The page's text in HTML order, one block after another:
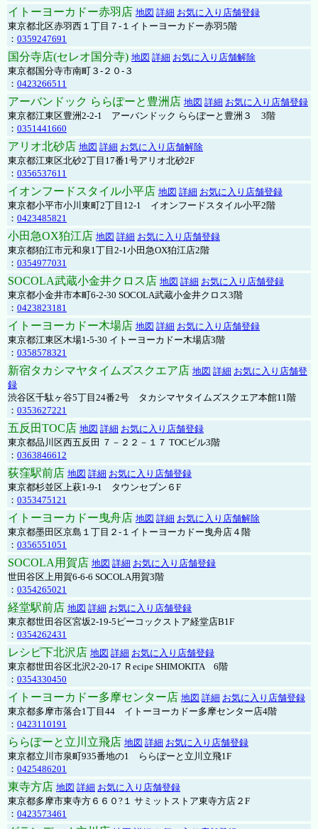
イトーヨーカドー赤羽店 地図 詳細 お気に入り店舗登録
東京都北区赤羽西１丁目７-１イトーヨーカドー赤羽5階
： 0359247691
国分寺店(セレオ国分寺) 地図 詳細 お気に入り店舗解除
東京都国分寺市南町３-２０-３
： 0423266511
アーバンドック ららぽーと豊洲店 地図 詳細 お気に入り店舗登録
東京都江東区豊洲2-2-1 アーバンドック ららぽーと豊洲３ 3階
： 0351441660
アリオ北砂店 地図 詳細 お気に入り店舗解除
東京都江東区北砂2丁目17番1号アリオ北砂2F
： 0356537611
イオンフードスタイル小平店 地図 詳細 お気に入り店舗登録
東京都小平市小川東町2丁目12-1 イオンフードスタイル小平2階
： 0423485821
小田急OX狛江店 地図 詳細 お気に入り店舗登録
東京都狛江市元和泉1丁目2-1小田急OX狛江店2階
： 0354977031
SOCOLA武蔵小金井クロス店 地図 詳細 お気に入り店舗登録
東京都小金井市本町6-2-30 SOCOLA武蔵小金井クロス3階
： 0423823181
イトーヨーカドー木場店 地図 詳細 お気に入り店舗登録
東京都江東区木場1-5-30 イトーヨーカドー木場店3階
： 0358578321
新宿タカシマヤタイムズスクエア店 地図 詳細 お気に入り店舗登
録
渋谷区千駄ヶ谷5丁目24番2号 タカシマヤタイムズスクエア本館11階
： 0353627221
五反田TOC店 地図 詳細 お気に入り店舗登録
東京都品川区西五反田 ７－２２－１７ TOCビル3階
： 0363846612
荻窪駅前店 地図 詳細 お気に入り店舗登録
東京都杉並区上萩1-9-1 タウンセブン６F
： 0353475121
イトーヨーカドー曳舟店 地図 詳細 お気に入り店舗解除
東京都墨田区京島１丁目２-１イトーヨーカドー曳舟店４階
： 0356551051
SOCOLA用賀店 地図 詳細 お気に入り店舗登録
世田谷区上用賀6-6-6 SOCOLA用賀3階
： 0354265021
経堂駅前店 地図 詳細 お気に入り店舗登録
東京都世田谷区宮坂2-19-5ピーコックストア経堂店B1F
： 0354262431
レシピ下北沢店 地図 詳細 お気に入り店舗登録
東京都世田谷区北沢2-20-17 Ｒecipe SHIMOKITA 6階
： 0354330450
イトーヨーカドー多摩センター店 地図 詳細 お気に入り店舗登録
東京都多摩市落合1丁目44 イトーヨーカドー多摩センター店4階
： 0423110191
ららぽーと立川立飛店 地図 詳細 お気に入り店舗登録
東京都立川市泉町935番地の1 ららぽーと立川立飛1F
： 0425486201
東寺方店 地図 詳細 お気に入り店舗登録
東京都多摩市東寺方６６０?１ サミットストア東寺方店２F
： 0423573461